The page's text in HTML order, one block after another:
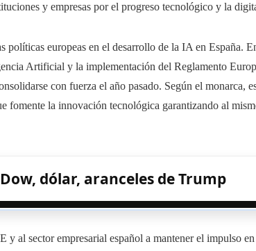
y empresas por el progreso tecnológico y la
europeas en el desarrollo de la IA en España.
Artificial y la implementación del Reglamento
con fuerza el año pasado. Según el monarca,
fomente la innovación tecnológica garantizando al
dólar, aranceles de Trump
al sector empresarial español a mantener el impulso en